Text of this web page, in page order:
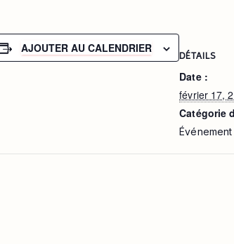
AJOUTER AU CALENDRIER
DÉTAILS
Date :
février 17,
Catégorie
Événement